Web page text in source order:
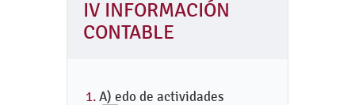
IV INFORMACIÓN
CONTABLE
A) edo de actividades